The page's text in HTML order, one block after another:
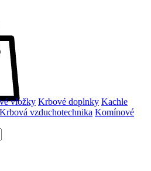
vložky Krbové doplnky Kachle
Krbová vzduchotechnika Komínové